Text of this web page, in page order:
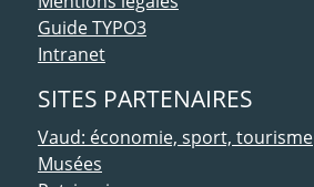
Guide TYPO3
Intranet
SITES PARTENAIRES
Vaud: économie, sport, tourisme
Musées